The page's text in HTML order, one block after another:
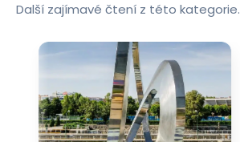
Další zajímavé čtení z této kategorie.